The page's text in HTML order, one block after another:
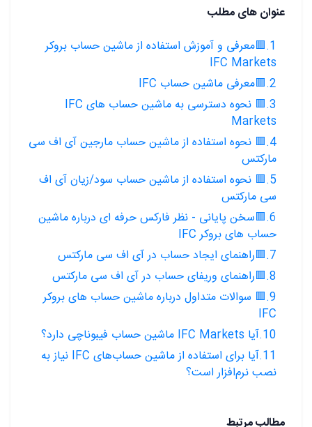
عنوان های مطلب
1.🟥معرفی و آموزش استفاده از ماشین حساب بروکر
IFC Markets
2.🟥معرفی ماشین حساب IFC
3.🟥 نحوه دسترسی به ماشین حساب های IFC
Markets
4.🟥 نحوه استفاده از ماشین حساب مارجین آی اف سی
مارکتس
5.🟥 نحوه استفاده از ماشین حساب سود/زیان آی اف
سی مارکتس
6.🟥سخن پایانی - نظر فارکس حرفه ای درباره ماشین
حساب های بروکر IFC
7.🟥راهنمای ایجاد حساب در آی اف سی مارکتس
8.🟥راهنمای وریفای حساب در آی اف سی مارکتس
9.🟥 سوالات متداول درباره ماشین حساب های بروکر
IFC
10.آیا IFC Markets ماشین حساب فیبوناچی دارد؟
11.آیا برای استفاده از ماشین حساب‌های IFC نیاز به
نصب نرم‌افزار است؟
مطالب مرتبط